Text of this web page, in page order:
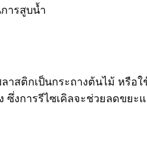
ารสูบน้ำ
าสติกเป็นกระถางต้นไม้ หรือ
งการรีไซเคิลจะช่วยลดขยะ